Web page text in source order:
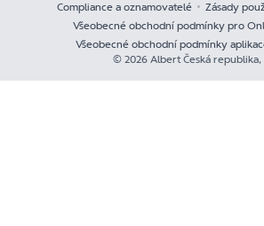
Compliance a oznamovatelé
Zásady
Všeobecné obchodní podmínky pro
Všeobecné obchodní podmínky
© 2026 Albert Česká republika,